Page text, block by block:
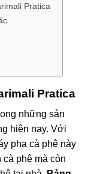
Pratica
Pratica
những sản
hiện nay. Với
pha cà phê này
phê mà còn